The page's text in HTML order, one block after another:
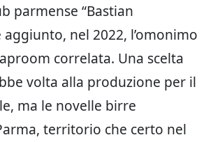
parmense “Bastian
aggiunto, nel 2022, l’omonimo
correlata. Una scelta
volta alla produzione per il
ma le novelle birre
territorio che certo nel